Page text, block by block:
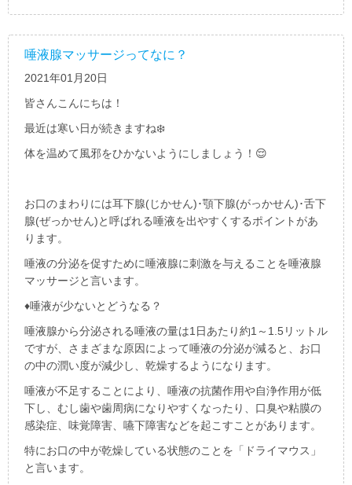
唾液腺マッサージってなに？
2021年01月20日
皆さんこんにちは！
最近は寒い日が続きますね❄️
体を温めて風邪をひかないようにしましょう！😌
お口のまわりには耳下腺(じかせん)･顎下腺(がっかせん)･舌下
腺(ぜっかせん)と呼ばれる唾液を出やすくするポイントがあ
ります。
唾液の分泌を促すために唾液腺に刺激を与えることを唾液腺
マッサージと言います。
♦唾液が少ないとどうなる？
唾液腺から分泌される唾液の量は1 日あたり約1 ～ 1.5リットル
ですが、さまざまな原因によって唾液の分泌が減ると、お口
の中の潤い度が減少し、乾燥するようになります。
唾液が不足することにより、唾液の抗菌作用や自浄作用が低
下し、むし歯や歯周病になりやすくなったり、口臭や粘膜の
感染症、味覚障害、嚥下障害などを起こすことがあります。
特にお口の中が乾燥している状態のことを「ドライマウス」
と言います。